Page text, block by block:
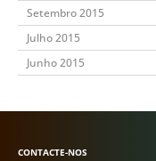
Setembro 2015
Julho 2015
Junho 2015
CONTACTE-NOS